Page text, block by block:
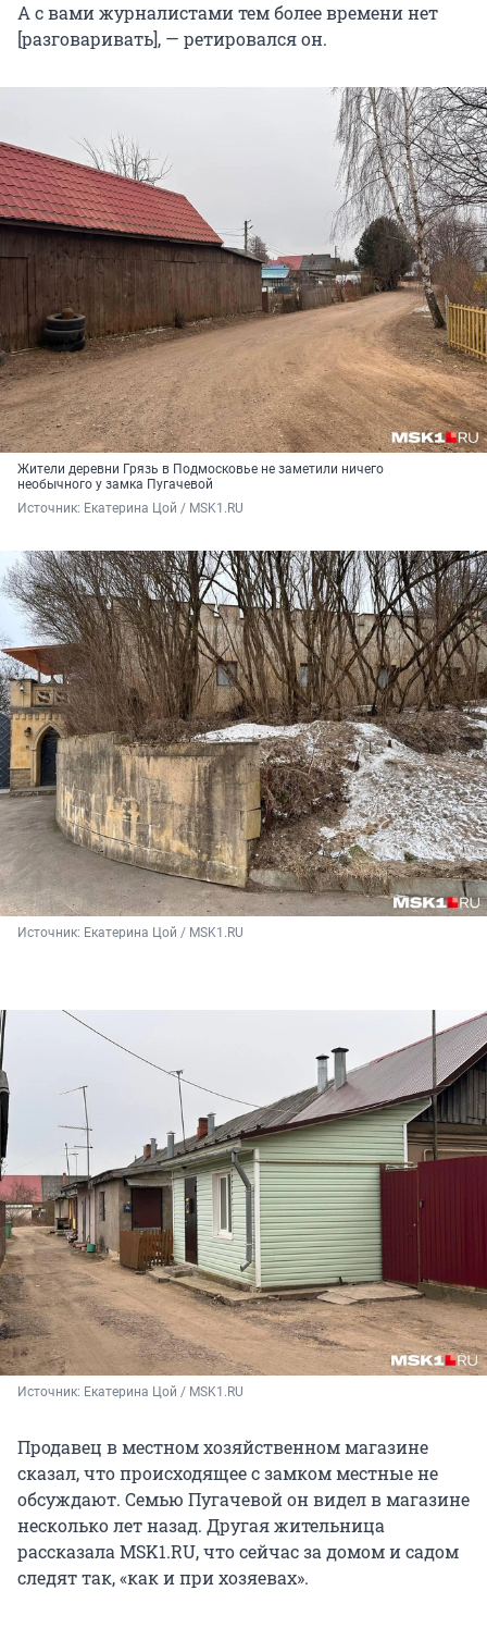
А с вами журналистами тем более времени нет
[разговаривать], — ретировался он.
Жители деревни Грязь в Подмосковье не заметили ничего
необычного у замка Пугачевой
Источник: Екатерина Цой / MSK1.RU
Источник: Екатерина Цой / MSK1.RU
Источник: Екатерина Цой / MSK1.RU
Продавец в местном хозяйственном магазине
сказал, что происходящее с замком местные не
обсуждают. Семью Пугачевой он видел в магазине
несколько лет назад. Другая жительница
рассказала MSK1.RU, что сейчас за домом и садом
следят так, «как и при хозяевах».